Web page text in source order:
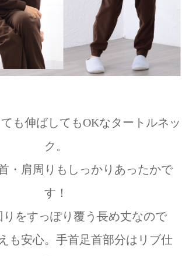
も伸ばしてもOKなタートルネッ
ク。
・肩周りもしっかりあったかで
す！
りをすっぽり覆う長め丈なので
も安心。手首足首部分はリブ仕